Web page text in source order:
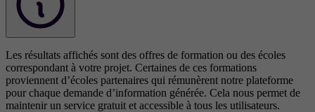
Les résultats affichés sont des offres de formation ou des écoles
correspondant à votre projet. Certaines de ces formations
proviennent d’écoles partenaires qui rémunèrent notre plateforme
pour chaque demande d’information générée. Cela nous permet de
maintenir un service gratuit et accessible à tous les utilisateurs.